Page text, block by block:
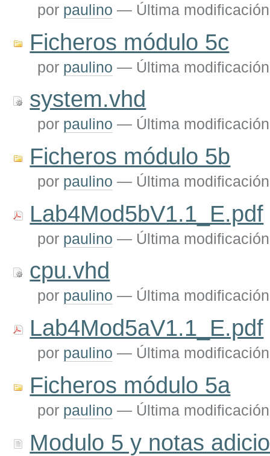
por paulino — Última modificación
Ficheros módulo 5c
por paulino — Última modificación
system.vhd
por paulino — Última modificación
Ficheros módulo 5b
por paulino — Última modificación
Lab4Mod5bV1.1_E.pdf
por paulino — Última modificación
cpu.vhd
por paulino — Última modificación
Lab4Mod5aV1.1_E.pdf
por paulino — Última modificación
Ficheros módulo 5a
por paulino — Última modificación
Modulo 5 y notas